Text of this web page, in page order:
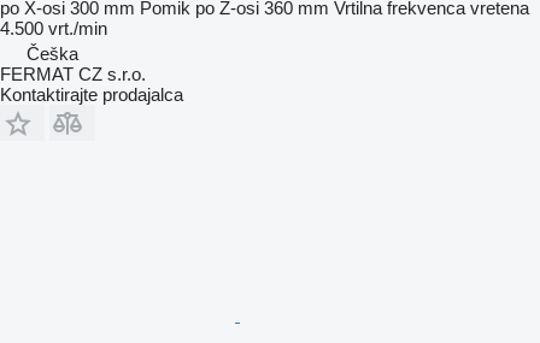
po X-osi 300 mm Pomik po Z-osi 360 mm Vrtilna frekvenca vretena
4.500 vrt./min
Češka
FERMAT CZ s.r.o.
Kontaktirajte prodajalca